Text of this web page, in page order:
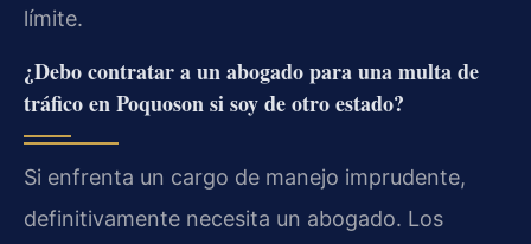
límite.
¿Debo contratar a un abogado para una multa de
tráfico en Poquoson si soy de otro estado?
Si enfrenta un cargo de manejo imprudente,
definitivamente necesita un abogado. Los